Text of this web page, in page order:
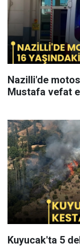
Nazilli'de
Mustafa vefat
Kuyucak'ta 5